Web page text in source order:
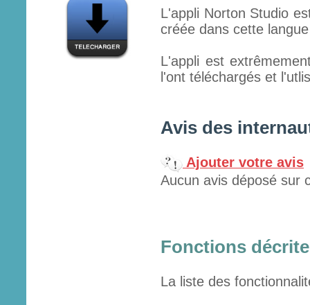
L'appli Norton Studio
créée dans cette
L'appli est
l'ont téléchargés et
Avis des
Ajouter votre avis
Aucun avis déposé sur
Fonctions
La liste des